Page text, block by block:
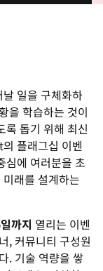
일을 구체화하
을 학습하는 것이
록 돕기 위해 최신
플래그십 이벤
심에 여러분을 초
래를 설계하는
까지 열리는 이벤
, 커뮤니티 구성원
. 기술 역량을 쌓